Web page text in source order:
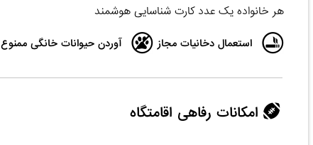
هر خانواده یک عدد کارت شناسایی هوشمند
استعمال دخانیات مجاز آوردن حیوانات خانگی ممنوع
امکانات رفاهی اقامتگاه